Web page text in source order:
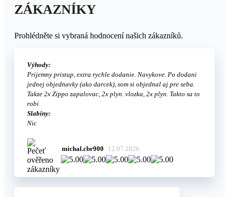
ZÁKAZNÍKY
Prohlédněte si vybraná hodnocení našich zákazníků.
Výhody:
Prijemny pristup, extra rychle dodanie. Navykove. Po dodani
jednej objednavky (ako darcek), som si objednal aj pre seba.
Takze 2x Zippo zapalovac, 2x plyn. vlozka, 2x plyn. Takto sa to
robi
Slabiny:
Nic
michal.cbr900 12.07.2026